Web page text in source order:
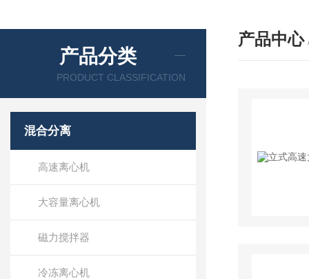
产品分类
PRODUCT CLASSIFICATION
混合分离
高速离心机
大容量离心机
磁力搅拌器
冷冻离心机
产品中心